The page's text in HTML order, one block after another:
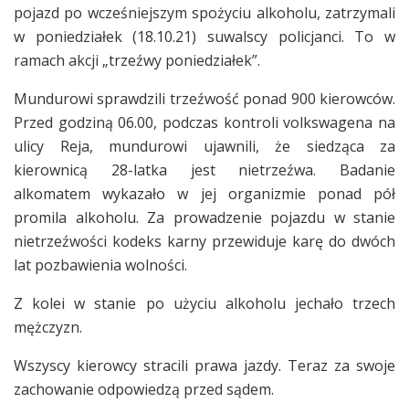
pojazd po wcześniejszym spożyciu alkoholu, zatrzymali
w poniedziałek (18.10.21) suwalscy policjanci. To w
ramach akcji „trzeźwy poniedziałek”.
Mundurowi sprawdzili trzeźwość ponad 900 kierowców.
Przed godziną 06.00, podczas kontroli volkswagena na
ulicy Reja, mundurowi ujawnili, że siedząca za
kierownicą 28-latka jest nietrzeźwa. Badanie
alkomatem wykazało w jej organizmie ponad pół
promila alkoholu. Za prowadzenie pojazdu w stanie
nietrzeźwości kodeks karny przewiduje karę do dwóch
lat pozbawienia wolności.
Z kolei w stanie po użyciu alkoholu jechało trzech
mężczyzn.
Wszyscy kierowcy stracili prawa jazdy. Teraz za swoje
zachowanie odpowiedzą przed sądem.